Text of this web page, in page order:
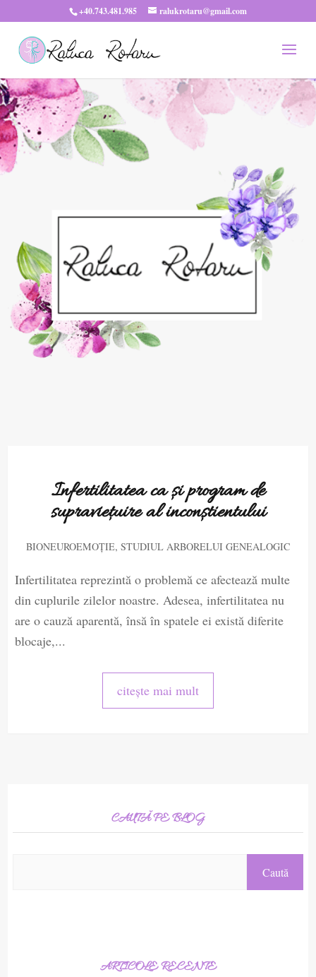
+40.743.481.985 ralukrotaru@gmail.com
Infertilitatea ca și program de
supraviețuire al inconștientului
BIONEUROEMOȚIE, STUDIUL ARBORELUI GENEALOGIC
Infertilitatea reprezintă o problemă ce afectează multe
din cuplurile zilelor noastre. Adesea, infertilitatea nu
are o cauză aparentă, însă în spatele ei există diferite
blocaje,...
citește mai mult
CAUTĂ PE BLOG
ARTICOLE RECENTE